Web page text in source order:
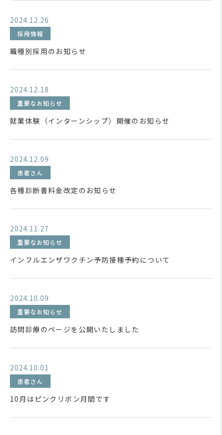
2024.12.26
採用情報
職種別採用のお知らせ
2024.12.18
重要なお知らせ
就業体験（インターンシップ）開催のお知らせ
2024.12.09
患者さん
各種診断書料金改定のお知らせ
2024.11.27
重要なお知らせ
インフルエンザワクチン予防接種予約について
2024.10.09
重要なお知らせ
訪問診療のページを公開いたしました
2024.10.01
患者さん
10月はピンクリボン月間です